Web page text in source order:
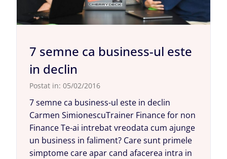
7 semne ca business-ul este
in declin
Postat in: 05/02/2016
7 semne ca business-ul este in declin
Carmen SimionescuTrainer Finance for non
Finance Te-ai intrebat vreodata cum ajunge
un business in faliment? Care sunt primele
simptome care apar cand afacerea intra in